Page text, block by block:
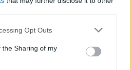
app uses one or more Google
usage behaviour. You may click to
Google and its third-party tags to
Opt Outs
the Sharing of my
2026-08-07 02:08
Pierwszy krok do raju
czy prosta droga do
piekła? Rusza 4. Liga